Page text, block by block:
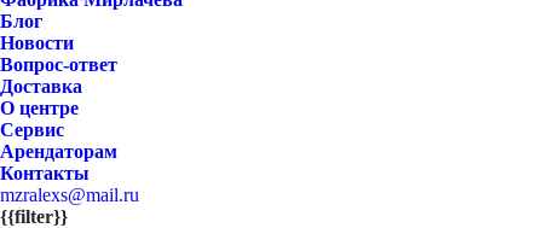
Блог
Новости
Вопрос-ответ
Доставка
О центре
Сервис
Арендаторам
Контакты
mzralexs@mail.ru
{{filter}}